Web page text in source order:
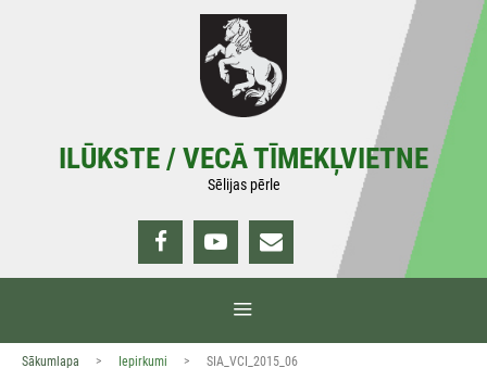
ILŪKSTE / VECĀ TĪMEKĻVIETNE
Sēlijas pērle
Sākumlapa > Iepirkumi > SIA_VCI_2015_06